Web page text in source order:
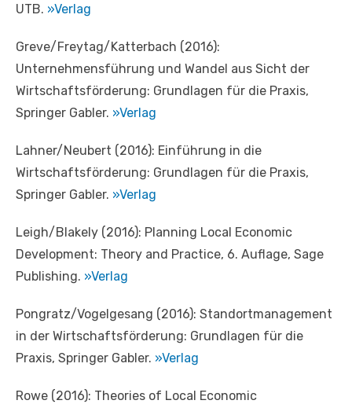
UTB. »Verlag
Greve/Freytag/Katterbach (2016):
Unternehmensführung und Wandel aus Sicht der
Wirtschaftsförderung: Grundlagen für die Praxis,
Springer Gabler. »Verlag
Lahner/Neubert (2016): Einführung in die
Wirtschaftsförderung: Grundlagen für die Praxis,
Springer Gabler. »Verlag
Leigh/Blakely (2016): Planning Local Economic
Development: Theory and Practice, 6. Auflage, Sage
Publishing. »Verlag
Pongratz/Vogelgesang (2016): Standortmanagement
in der Wirtschaftsförderung: Grundlagen für die
Praxis, Springer Gabler. »Verlag
Rowe (2016): Theories of Local Economic